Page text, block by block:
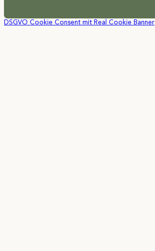
DSGVO Cookie Consent mit Real Cookie Banner